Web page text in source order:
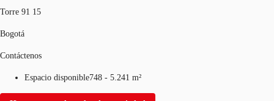
Torre 91 15
Bogotá
Contáctenos
Espacio disponible748 - 5.241 m²